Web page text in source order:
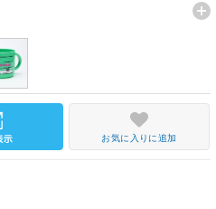
お気に入りに追加